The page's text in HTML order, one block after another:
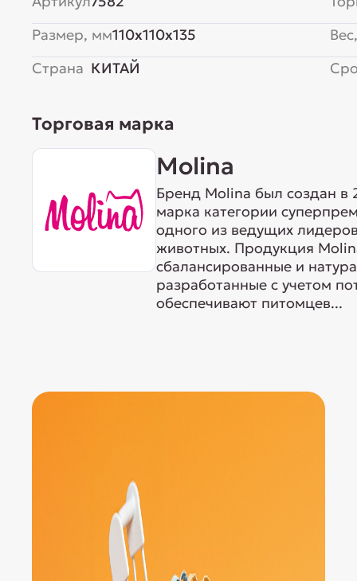
Размер, мм110x110x135
Страна КИТАЙ
Торговая марка
Molina
Бренд Molina был создан в
марка категории
одного из ведущих
животных. Продукция
сбалансированные и
разработанные с учетом
обеспечивают питомцев...